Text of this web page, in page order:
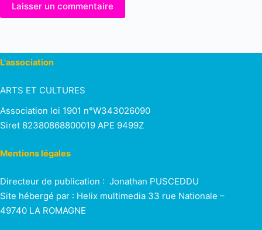
Laisser un commentaire
L'association
ARTS ET CULTURES
Association loi 1901 n°W343026090
Siret 82380868800019 APE 9499Z
Mentions légales
Directeur de publication : Jonathan PUSCEDDU
Site hébergé par : Helix multimedia 33 rue Nationale –
49740 LA ROMAGNE